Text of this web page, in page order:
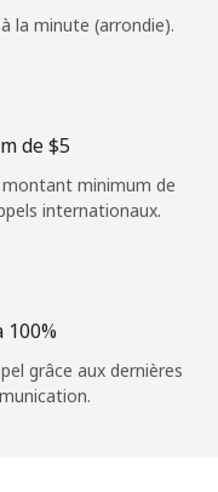
la minute (arrondie).
de ⁦$5⁩
montant minimum de
internationaux.
grâce aux dernières